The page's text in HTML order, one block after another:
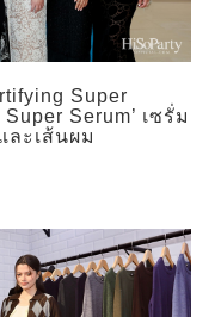
Super
Serum’ เซรั่ม
ะเส้นผม